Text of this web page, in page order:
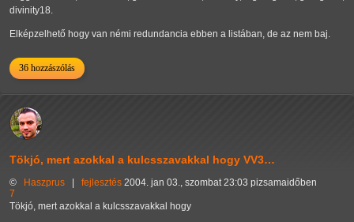
divinity18.
Elképzelhető hogy van némi redundancia ebben a listában, de az nem baj.
36 hozzászólás
Tökjó, mert azokkal a kulcsszavakkal hogy VV3…
© Haszprus fejlesztés 2004. jan 03., szombat 23:03 pizsamaidőben
7
Tökjó, mert azokkal a kulcsszavakkal hogy